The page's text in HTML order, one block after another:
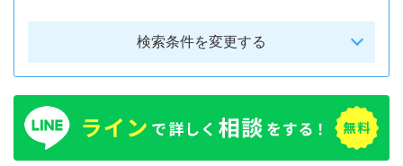
検索条件を変更する